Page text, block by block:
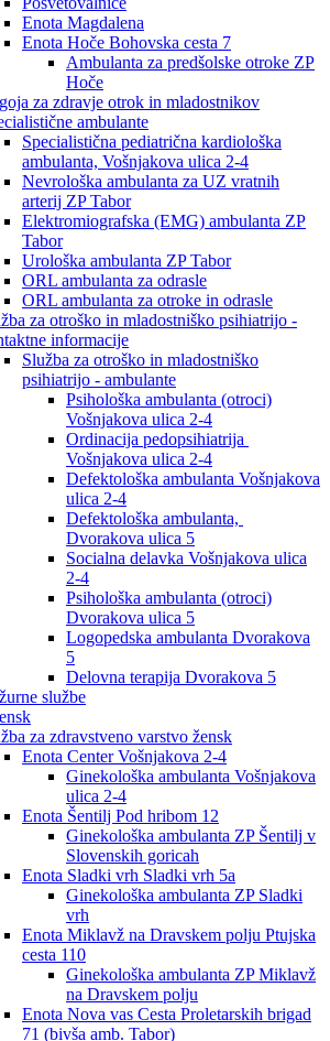
Enota Magdalena
Enota Hoče Bohovska cesta 7
Ambulanta za predšolske otroke ZP
Hoče
za zdravje otrok in mladostnikov
ambulante
Specialistična pediatrična kardiološka
ambulanta, Vošnjakova ulica 2-4
Nevrološka ambulanta za UZ vratnih
arterij ZP Tabor
Elektromiografska (EMG) ambulanta ZP
Tabor
Urološka ambulanta ZP Tabor
ORL ambulanta za odrasle
ORL ambulanta za otroke in odrasle
za otroško in mladostniško psihiatrijo -
informacije
Služba za otroško in mladostniško
psihiatrijo - ambulante
Psihološka ambulanta (otroci)
Vošnjakova ulica 2-4
Ordinacija pedopsihiatrija
Vošnjakova ulica 2-4
Defektološka ambulanta Vošnjakova
ulica 2-4
Defektološka ambulanta,
Dvorakova ulica 5
Socialna delavka Vošnjakova ulica
2-4
Psihološka ambulanta (otroci)
Dvorakova ulica 5
Logopedska ambulanta Dvorakova
5
Delovna terapija Dvorakova 5
službe
za zdravstveno varstvo žensk
Enota Center Vošnjakova 2-4
Ginekološka ambulanta Vošnjakova
ulica 2-4
Enota Šentilj Pod hribom 12
Ginekološka ambulanta ZP Šentilj v
Slovenskih goricah
Enota Sladki vrh Sladki vrh 5a
Ginekološka ambulanta ZP Sladki
vrh
Enota Miklavž na Dravskem polju Ptujska
cesta 110
Ginekološka ambulanta ZP Miklavž
na Dravskem polju
Enota Nova vas Cesta Proletarskih brigad
71 (bivša amb. Tabor)